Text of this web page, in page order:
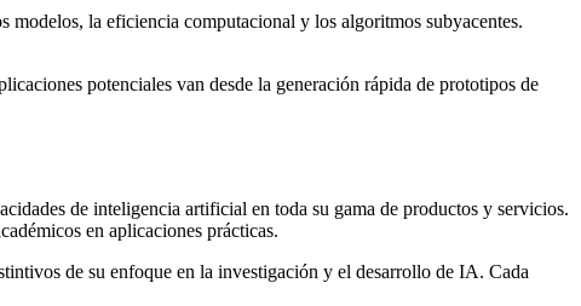
la eficiencia computacional y los algoritmos subyacentes.
potenciales van desde la generación rápida de prototipos de
de inteligencia artificial en toda su gama de productos y servicios.
en aplicaciones prácticas.
de su enfoque en la investigación y el desarrollo de IA. Cada